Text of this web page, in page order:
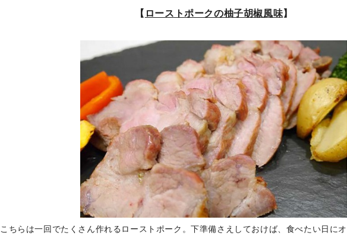
【 ローストポークの柚子胡椒風味】
こちらは一回でたくさん作れるローストポーク。下準備さえしておけば、食べたい日に